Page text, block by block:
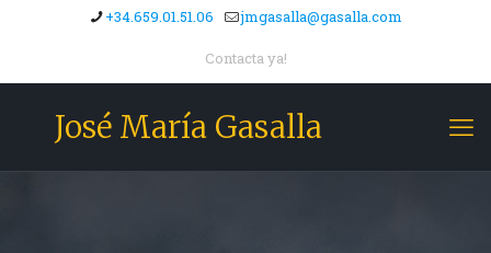
+34.659.01.51.06 jmgasalla@gasalla.com
Contacta ya!
José María Gasalla